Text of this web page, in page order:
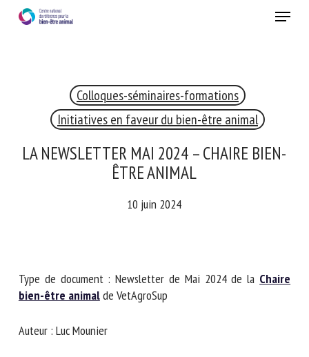
Menu
Colloques-séminaires-formations
Initiatives en faveur du bien-être animal
LA NEWSLETTER MAI 2024 – CHAIRE
BIEN-ÊTRE ANIMAL
10 juin 2024
Type de document : Newsletter de Mai 2024 de laChaire
bien-être animalde VetAgroSup
Auteur : Luc Mounier
RECEVEZ CHAQUE MOIS GRATUITEMENT
LES DERNIÈRES ACTUALITÉS SUR LE BIEN-ÊTRE
ANIMAL
notre newsletter :